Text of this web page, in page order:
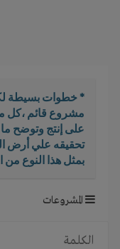
* خطوات بسيطة
مشروع قائم ،كل
على إنتج وتوضح
تحقيقه علي أرض
بمثل هذا النوع من
المشروعات
الكلمة